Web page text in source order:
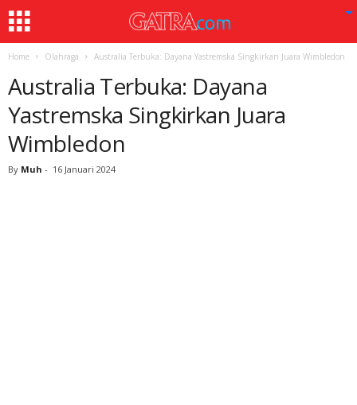
Home Olahraga Australia Terbuka: Dayana Yastremska Singkirkan Juara Wimbledon
Australia Terbuka: Dayana
Yastremska Singkirkan Juara
Wimbledon
By Muh - 16 Januari 2024